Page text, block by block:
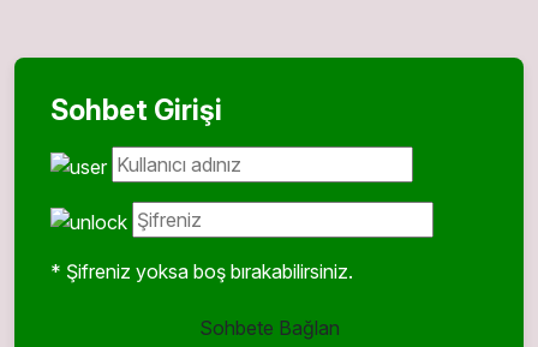
Sohbet Girişi
* Şifreniz yoksa boş bırakabilirsiniz.
Sohbete Bağlan